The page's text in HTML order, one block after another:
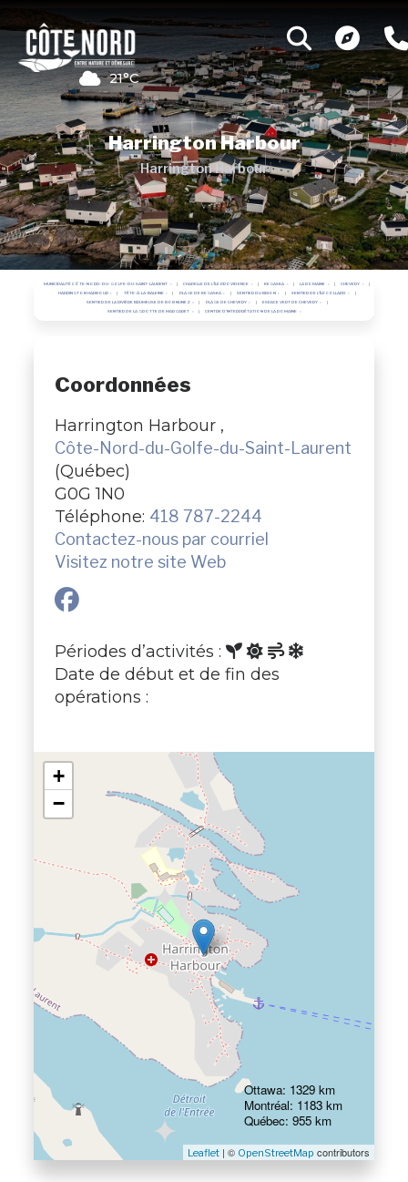
21°C
Harrington Harbour
Harrington Harbour
MUNICIPALITÉ CÔTE-NORD-DU-GOLFE-DU-SAINT-LAURENT CHAPELLE DE L'ÎLE PROVIDENCE KEGASKA LA ROMAINE CHEVERY
HARRINGTON HARBOUR TÊTE-À-LA-BALEINE PLAGE DE KEGASKA SENTIER DU BRION SENTIER DE L'ÎLE COLLARD
SENTIER DE LA RIVIÈRE BRUMEUSE DE BOB NUNEZ PLAGE DE CHEVERY ESPACE VERT DE CHEVERY
SENTIER DE LA GROTTE DE MARGARET CENTRE D'INTERPRÉTATION DE LA ROMAINE
Coordonnées
Harrington Harbour ,
Côte-Nord-du-Golfe-du-Saint-Laurent
(Québec)
G0G 1N0
Téléphone: 418 787-2244
Contactez-nous par courriel
Visitez notre site Web
Périodes d’activités :
Date de début et de fin des
opérations :
+
−
Leaflet| © OpenStreetMap contributors
Ottawa: 1329 km
Montréal: 1183 km
Québec: 955 km